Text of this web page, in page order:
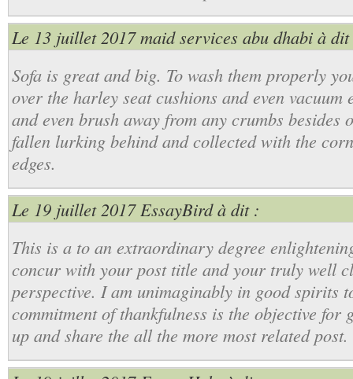
Le 13 juillet 2017maid services abu dhabi à
Sofa is great and big. To wash them properly
over the harley seat cushions and even
and even brush away from any crumbs besides
fallen lurking behind and collected with the
edges.
Le 19 juillet 2017 EssayBirdà dit :
This is a to an extraordinary degree
concur with your post title and your truly well
perspective. I am unimaginably in good spirits
commitment of thankfulness is the objective for
up and share the all the more most related post.